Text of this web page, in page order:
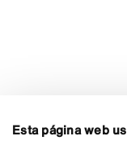
Esta página web